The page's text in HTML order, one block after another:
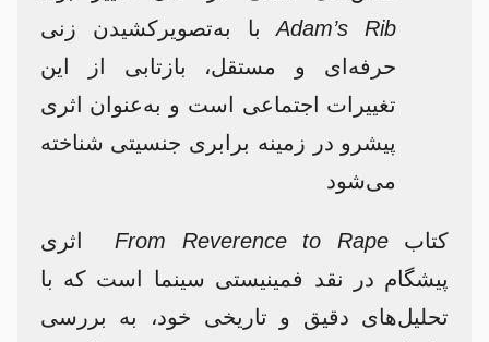
Adam’s Ribبا به‌تصویرکشیدن زنی
حرفه‌ای و مستقل، بازتابی از این
تغییرات اجتماعی است و به‌عنوان اثری
پیشرو در زمینه برابری جنسیتی شناخته
می‌شود
کتابFrom Reverence to Rape اثری
پیشگام در نقد فمینیستی سینما است که با
تحلیل‌های دقیق و تاریخی خود، به بررسی